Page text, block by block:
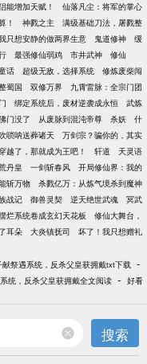
能增加天赋！
仙落凡尘：将军的掌心
！ 神戮之主
满级基础刀法，屠戮整
只想安静的做两界生意 鬼道修神
缓
最强修仙弱鸡 市井武神
修仙
话 超级无敌，选择系统
修炼废柴闯
蜀国 双修万界
九霄雷脉：全宗门团
绑定系统后，废材逆袭成永恒
武炼
门没了 从废脉到混沌帝尊 杀妖
什
唢呐送葬诸天
万剑宗？骗你的，其实
越了，那就成为王吧！ 轩道
天灵语
丹皇 一剑斩春风
开局修仙界：我的
斩万物
杀戮亿万：从炼气境杀到魔神
战记 御兽灵契 逆天绝世武魂
冥武
烂系统卷成玄幻天花板
修仙大舞台，
耳朵 大炎镇抚司
坏了！我只想赠礼
献祭遇系统，反杀父皇获拥戴txt下载 -
统，反杀父皇获拥戴全文阅读 - 好看
搜索